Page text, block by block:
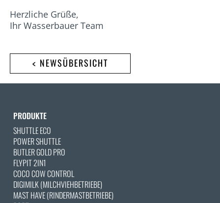
Herzliche Grüße,
Ihr Wasserbauer Team
< NEWSÜBERSICHT
PRODUKTE
SHUTTLE ECO
POWER SHUTTLE
BUTLER GOLD PRO
FLYPIT 2IN1
COCO COW CONTROL
DIGIMILK (MILCHVIEHBETRIEBE)
MAST HAVE (RINDERMASTBETRIEBE)